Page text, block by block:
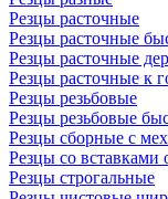
Резцы расточные
Резцы расточные
Резцы расточные
Резцы расточные к
Резцы резьбовые
Резцы резьбовые
Резцы сборные с
Резцы со
Резцы строгальные